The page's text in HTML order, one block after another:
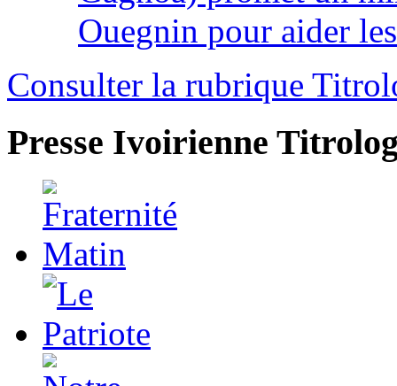
Ouegnin pour aider
Consulter la rubrique
Presse Ivoirienne